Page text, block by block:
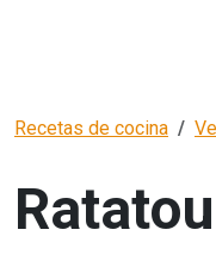
Recetas de cocina